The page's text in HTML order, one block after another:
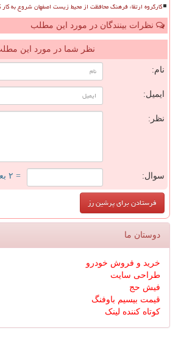
کارگروه ارتقاء فرهنگ محافظت از محیط زیست اصفهان شروع به کار
نظرات بینندگان در مورد این مطلب
نظر شما در مورد این
نام:
ایمیل:
نظر:
سوال: = ۲ بعلاوه ۵
دوستان ما
خرید و فروش خودرو
طراحی سایت
فیش حج
قیمت بیسیم باوفنگ
کوتاه کننده لینک